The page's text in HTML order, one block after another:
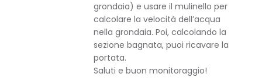
grondaia) e usare il mulinello per
calcolare la velocità dell’acqua
nella grondaia. Poi, calcolando la
sezione bagnata, puoi ricavare la
portata.
Saluti e buon monitoraggio!